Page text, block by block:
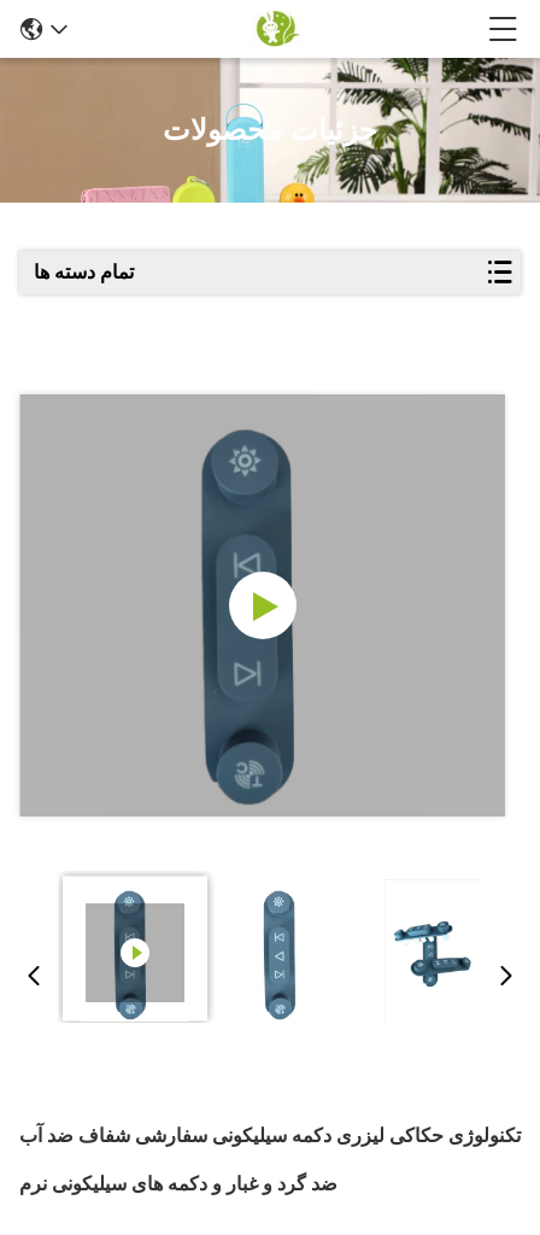
جزئیات محصولات
تمام دسته ها
تکنولوژی حکاکی لیزری دکمه سیلیکونی سفارشی شفاف ضد آب
ضد گرد و غبار و دکمه های سیلیکونی نرم